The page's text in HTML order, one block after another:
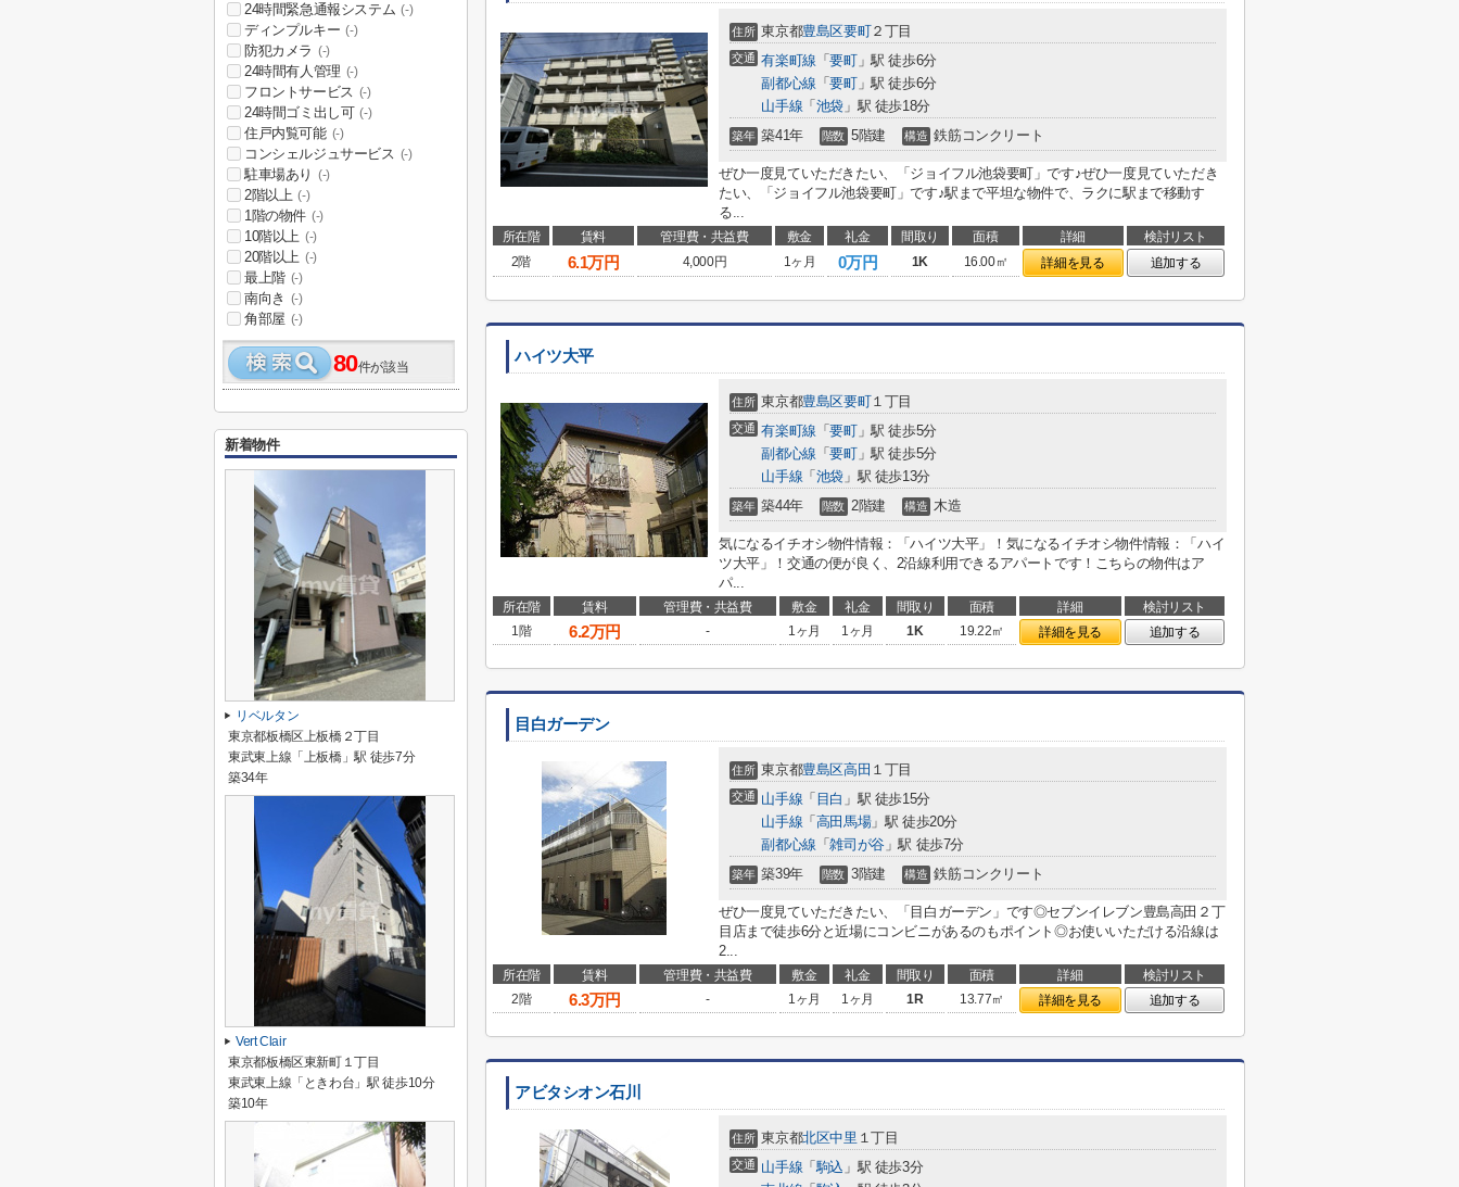
住所 東京都豊島区要町２丁目
交通 有楽町線 「要町」駅 徒歩6分
副都心線 「要町」駅 徒歩6分
山手線 「 池袋 」駅 徒歩18分
築年 築41年 階数 5階建 構造 鉄筋コンクリート
ぜひ一度見ていただきたい、「ジョイフル池袋要町」です♪ぜひ一度見ていただき
たい、「ジョイフル池袋要町」です♪駅まで平坦な物件で、ラクに駅まで移動す
る...
所在階 賃料 管理費・共益費 敷金 礼金 間取り 面積 詳細
検討リスト
2階
6.1万円 4,000円 1ヶ月 0万円 1K 16.00㎡ 詳細を見る 追加する
ハイツ大平
住所 東京都豊島区要町１丁目
交通 有楽町線 「要町」駅 徒歩5分
副都心線 「要町」駅 徒歩5分
山手線 「 池袋 」駅 徒歩13分
築年 築44年 階数 2階建 構造 木造
気になるイチオシ物件情報：「ハイツ大平」！気になるイチオシ物件情報：「ハイ
ツ大平」！交通の便が良く、2沿線利用できるアパートです！こちらの物件はア
パ...
所在階 賃料 管理費・共益費 敷金 礼金 間取り 面積 詳細
検討リスト
1階
6.2万円 - 1ヶ月 1ヶ月 1K 19.22㎡ 詳細を見る 追加する
目白ガーデン
住所 東京都豊島区高田 １丁目
交通 山手線 「 目白 」駅 徒歩15分
山手線 「 高田馬場」駅 徒歩20分
副都心線 「雑司が谷」駅 徒歩7分
築年 築39年 階数 3階建 構造 鉄筋コンクリート
ぜひ一度見ていただきたい、「目白ガーデン」です◎セブンイレブン豊島高田２丁
目店まで徒歩6分と近場にコンビニがあるのもポイント◎お使いいただける沿線は
2...
所在階 賃料 管理費・共益費 敷金 礼金 間取り 面積 詳細
検討リスト
2階
6.3万円 - 1ヶ月 1ヶ月 1R 13.77㎡ 詳細を見る 追加する
アビタシオン石川
住所 東京都北区中里 １丁目
交通 山手線 「駒込 」駅 徒歩3分
24時間緊急通報システム (-)
ディンプルキー (-)
防犯カメラ (-)
24時間有人管理 (-)
フロントサービス (-)
24時間ゴミ出し可 (-)
住戸内覧可能 (-)
コンシェルジュサービス (-)
駐車場あり (-)
2階以上 (-)
1階の物件 (-)
10階以上 (-)
20階以上 (-)
最上階 (-)
南向き (-)
角部屋 (-)
80件が該当
新着物件
リベルタン
東京都板橋区上板橋２丁目
東武東上線「上板橋」駅 徒歩7分
築34年
Vert Clair
東京都板橋区東新町１丁目
東武東上線「ときわ台」駅 徒歩10分
築10年